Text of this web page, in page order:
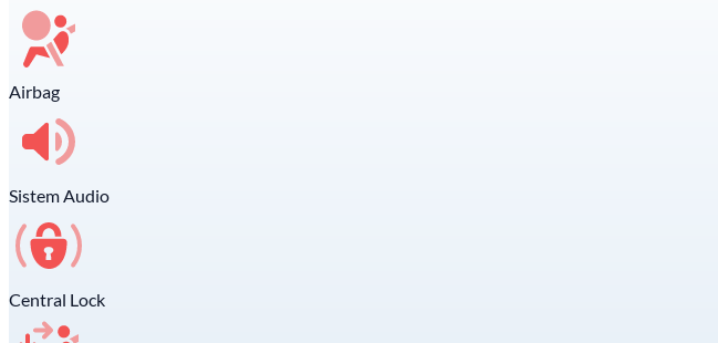
Airbag
Sistem Audio
Central Lock